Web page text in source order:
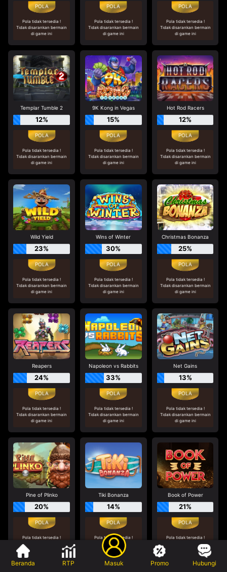
Pola tidak tersedia !
Tidak disarankan bermain
di game ini
Pola tidak tersedia !
Tidak disarankan bermain
di game ini
Pola tidak tersedia !
Tidak disarankan bermain
di game ini
Templar Tumble 2
12%
Pola tidak tersedia !
Tidak disarankan bermain
di game ini
9K Kong in Vegas
15%
Pola tidak tersedia !
Tidak disarankan bermain
di game ini
Hot Rod Racers
12%
Pola tidak tersedia !
Tidak disarankan bermain
di game ini
Wild Yield
23%
Pola tidak tersedia !
Tidak disarankan bermain
di game ini
Wins of Winter
30%
Pola tidak tersedia !
Tidak disarankan bermain
di game ini
Christmas Bonanza
25%
Pola tidak tersedia !
Tidak disarankan bermain
di game ini
Reapers
24%
Pola tidak tersedia !
Tidak disarankan bermain
di game ini
Napoleon vs Rabbits
33%
Pola tidak tersedia !
Tidak disarankan bermain
di game ini
Net Gains
13%
Pola tidak tersedia !
Tidak disarankan bermain
di game ini
Pine of Plinko
20%
Pola tidak tersedia !
Tidak disarankan bermain
Tiki Bonanza
14%
Pola tidak tersedia !
Tidak disarankan bermain
di game ini
Book of Power
21%
Pola tidak tersedia !
Tidak disarankan bermain
Beranda RTP Masuk Promo Hubungi